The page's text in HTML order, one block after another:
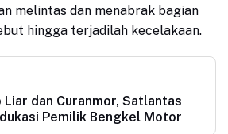
melintas dan menabrak bagian
hingga terjadilah kecelakaan.
Liar dan Curanmor, Satlantas
Pemilik Bengkel Motor